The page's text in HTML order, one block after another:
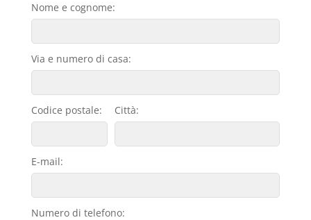
Nome e cognome:
Via e numero di casa:
Codice postale: Città:
E-mail:
Numero di telefono: